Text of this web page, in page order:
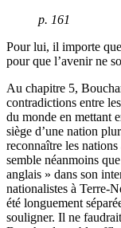
p. 161
Pour lui, il importe
pour que l’avenir ne
Au chapitre 5,
contradictions entre
du monde en mettant
siège d’une nation
reconnaître les
semble néanmoins
anglais » dans son
nationalistes à Terre-
été longuement
souligner. Il ne